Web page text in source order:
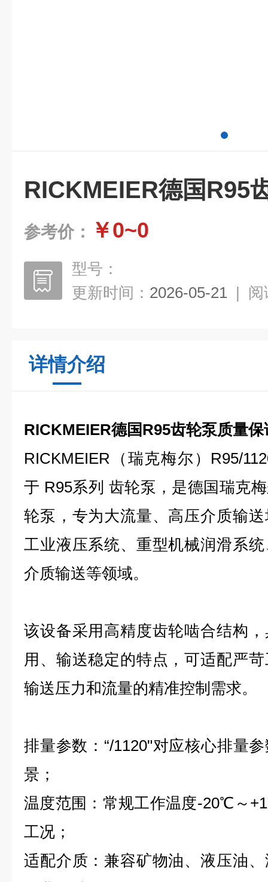
RICKMEIER德国R95
参考价： ￥0~0
型号：
更新时间： 2026-05-21 | 阅
详情介绍
RICKMEIER德国R95齿轮泵质量保
RICKMEIER（瑞克梅尔）R95/
于 R95系列 齿轮泵，是德国瑞克
轮泵，专为大流量、高压介质输
工业液压系统、重型机械润滑系
介质输送等领域。
该设备采用高精度齿轮啮合结构
用、输送稳定的特点，可适配严
输送压力和流量的精准控制需求。
排量参数：“/1120"对应核心排量
景；
温度范围：常规工作温度-20℃～
工况；
适配介质：兼容矿物油、液压油